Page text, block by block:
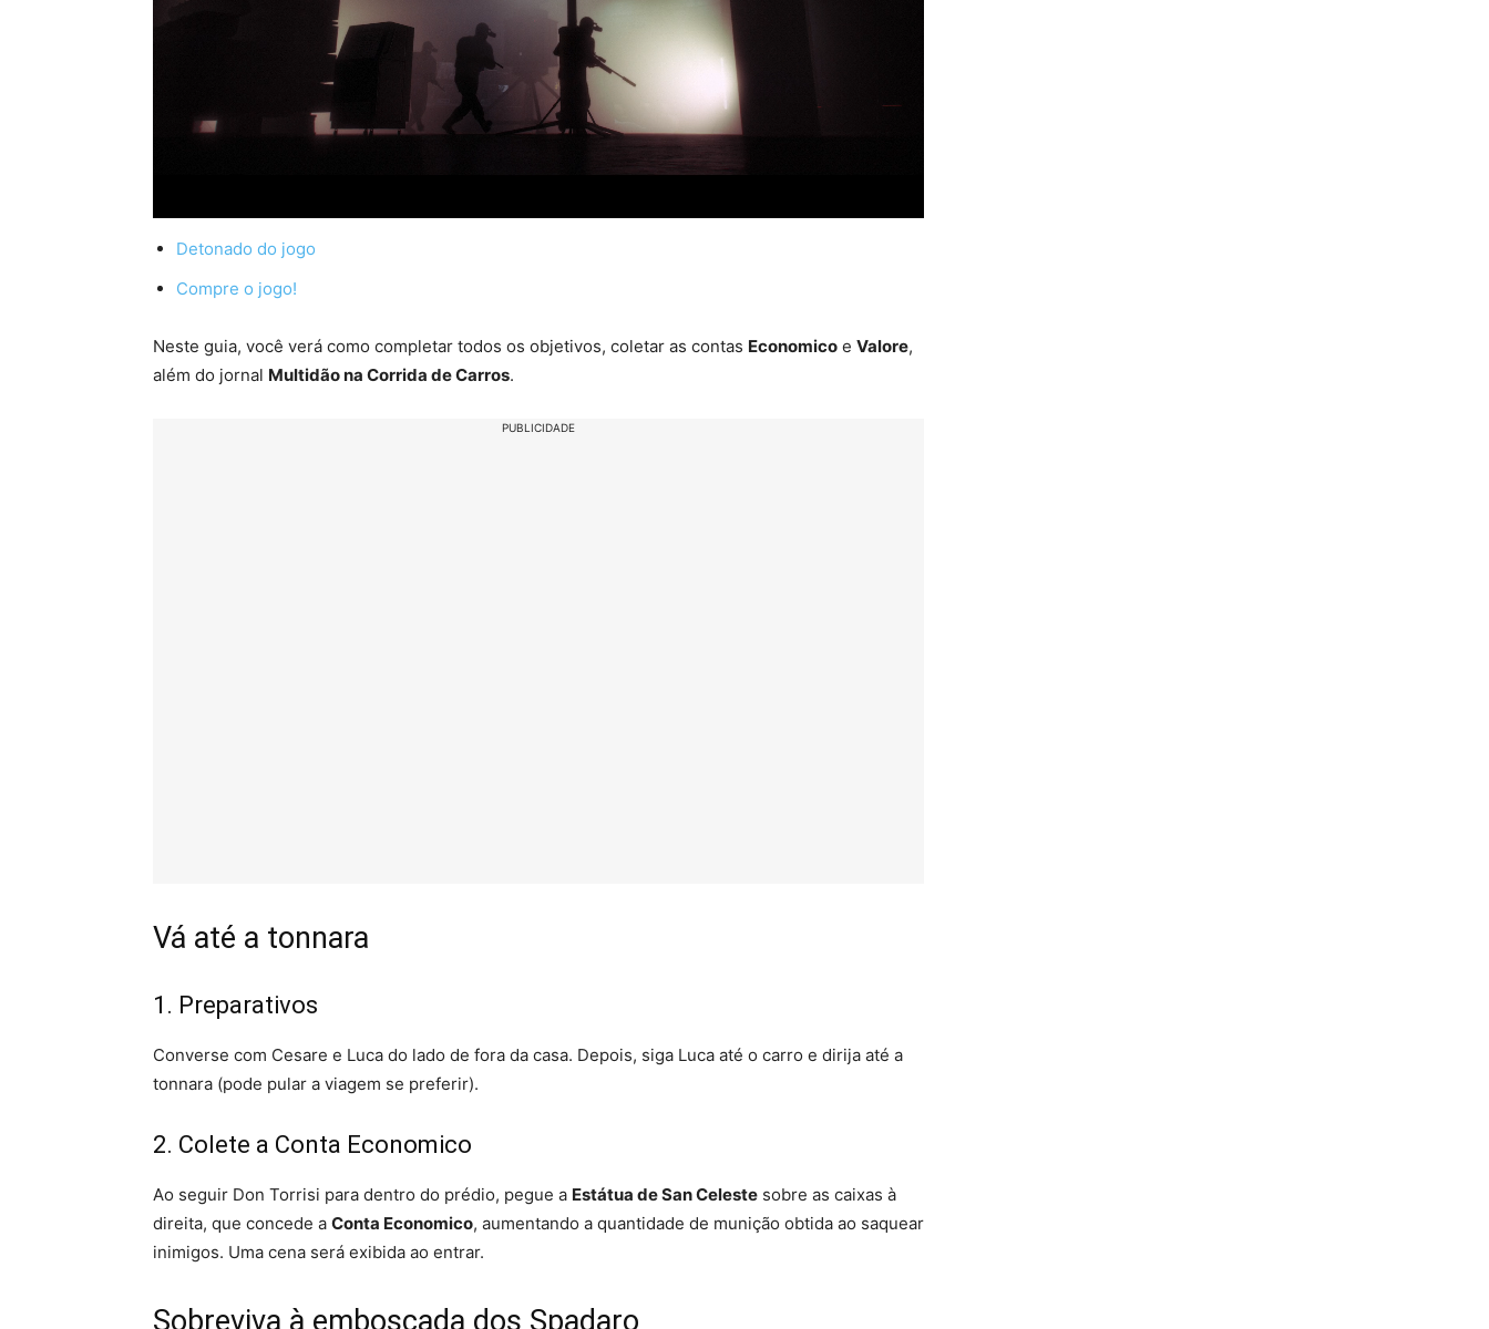
Detonado do jogo
Compre o jogo!
Neste guia, você verá como completar todos os objetivos, coletar as contas Economico e Valore,
além do jornal Multidão na Corrida de Carros.
PUBLICIDADE
Vá até a tonnara
1. Preparativos
Converse com Cesare e Luca do lado de fora da casa. Depois, siga Luca até o carro e dirija até a
tonnara (pode pular a viagem se preferir).
2. Colete a Conta Economico
Ao seguir Don Torrisi para dentro do prédio, pegue a Estátua de San Celeste sobre as caixas à
direita, que concede a Conta Economico, aumentando a quantidade de munição obtida ao saquear
inimigos. Uma cena será exibida ao entrar.
Sobreviva à emboscada dos Spadaro